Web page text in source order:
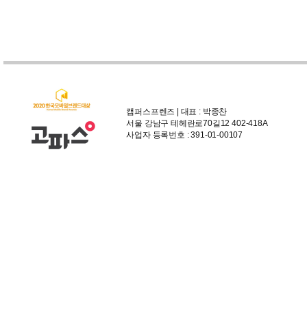
캠퍼스프렌즈 | 대표 : 박종찬
서울 강남구 테헤란로70길12 402-418A
사업자 등록번호 : 391-01-00107